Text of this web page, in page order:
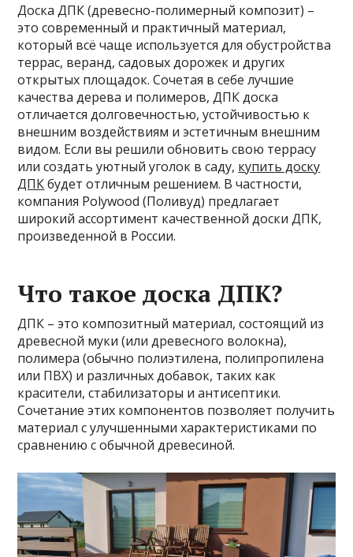
Доска ДПК (древесно-полимерный композит) –
это современный и практичный материал,
который всё чаще используется для обустройства
террас, веранд, садовых дорожек и других
открытых площадок. Сочетая в себе лучшие
качества дерева и полимеров, ДПК доска
отличается долговечностью, устойчивостью к
внешним воздействиям и эстетичным внешним
видом. Если вы решили обновить свою террасу
или создать уютный уголок в саду, купить доску
ДПКбудет отличным решением. В частности,
компания Polywood (Поливуд) предлагает
широкий ассортимент качественной доски ДПК,
произведенной в России.
Что такое доска ДПК?
ДПК – это композитный материал, состоящий из
древесной муки (или древесного волокна),
полимера (обычно полиэтилена, полипропилена
или ПВХ) и различных добавок, таких как
красители, стабилизаторы и антисептики.
Сочетание этих компонентов позволяет получить
материал с улучшенными характеристиками по
сравнению с обычной древесиной.